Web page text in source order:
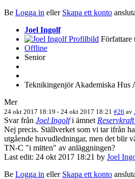
Be Logga in eller Skapa ett konto
Joel Ingolf
Offline
Senior
Teknikingenjör Akademiska Hus
Mer
24 okt 2017 18:19 - 24 okt 2017 18:21 #26 av
Svar från Joel Ingolfi ämnet
Nej precis. Ställverket som vi tar ifrån
utgående huvudledningar, men det blir
TN-C "i mitten" av anläggningen?
Last edit: 24 okt 2017 18:21 by Joel
Be Logga in eller Skapa ett konto